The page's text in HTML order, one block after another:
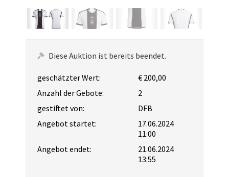
Diese Auktion ist bereits beendet.
geschätzter Wert:
€ 200,00
Anzahl der Gebote:
2
gestiftet von:
DFB
Angebot startet:
17.06.2024
11:00
Angebot endet:
21.06.2024
13:55